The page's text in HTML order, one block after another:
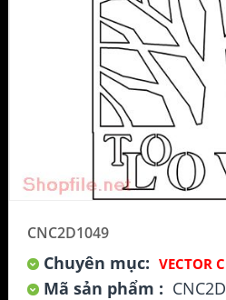
CNC2D1049
Chuyên mục: VECTOR
Mã sản phẩm :